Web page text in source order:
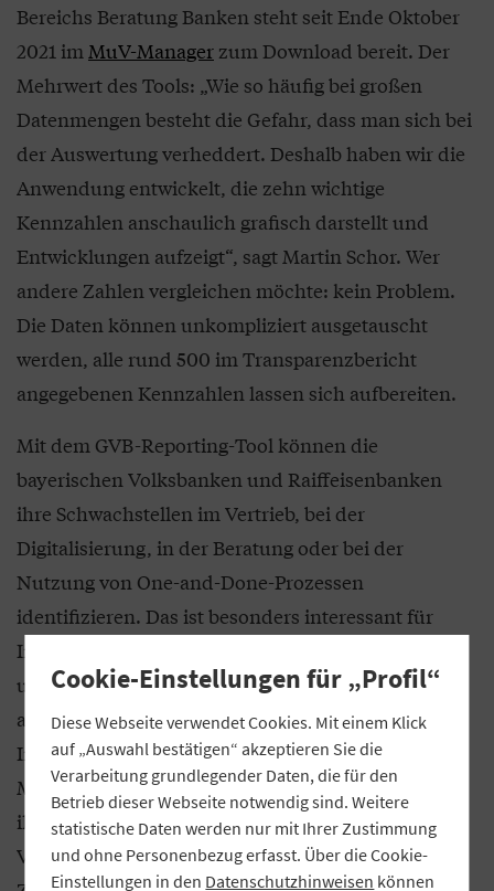
Bereichs Beratung Banken steht seit Ende Oktober
2021 im MuV-Manager zum Download bereit. Der
Mehrwert des Tools: „Wie so häufig bei großen
Datenmengen besteht die Gefahr, dass man sich bei
der Auswertung verheddert. Deshalb haben wir die
Anwendung entwickelt, die zehn wichtige
Kennzahlen anschaulich grafisch darstellt und
Entwicklungen aufzeigt“, sagt Martin Schor. Wer
andere Zahlen vergleichen möchte: kein Problem.
Die Daten können unkompliziert ausgetauscht
werden, alle rund 500 im Transparenzbericht
angegebenen Kennzahlen lassen sich aufbereiten.
Mit dem GVB-Reporting-Tool können die
bayerischen Volksbanken und Raiffeisenbanken
ihre Schwachstellen im Vertrieb, bei der
Digitalisierung, in der Beratung oder bei der
Nutzung von One-and-Done-Prozessen
identifizieren. Das ist besonders interessant für
Institute, die keine große Vertriebsabteilung
unterhalten oder bisher ihre Kennzahlen wenig
analysiert haben. „Als Reaktion können die
Institute dann Maßnahmen für ihre
Marktbearbeitung ableiten, beispielsweise, wie sie
ihre Onlinequoten steigern“, sagt Schor. Die
Visualisierung bietet zudem die Möglichkeit, die
Cookie-Einstellungen für „Profil“
Diese Webseite verwendet Cookies. Mit einem Klick
auf „Auswahl bestätigen“ akzeptieren Sie die
Verarbeitung grundlegender Daten, die für den
Betrieb dieser Webseite notwendig sind. Weitere
statistische Daten werden nur mit Ihrer Zustimmung
und ohne Personenbezug erfasst. Über die Cookie-
Einstellungen in den Datenschutzhinweisen können